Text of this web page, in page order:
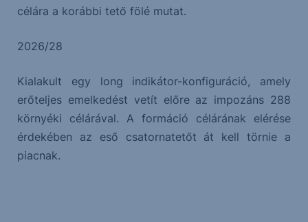
célára a korábbi tető fölé mutat.
2026/28
Kialakult egy long indikátor-konfiguráció, amely
erőteljes emelkedést vetít előre az impozáns 288
környéki célárával. A formáció célárának elérése
érdekében az eső csatornatetőt át kell törnie a
piacnak.